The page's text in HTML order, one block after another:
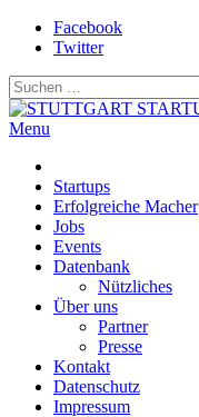
Skip
Facebook
Twitter
Suchen
nach:
Württemberg
Menu
Startups
Erfolgreiche Macher
Jobs
Events
Datenbank
Nützliches
Über uns
Partner
Presse
Kontakt
Datenschutz
Impressum